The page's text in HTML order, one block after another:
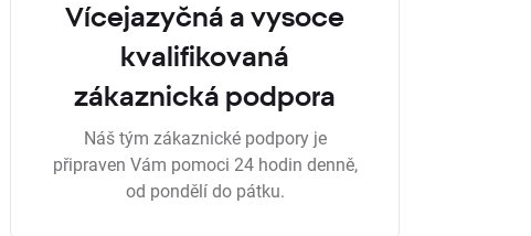
Vícejazyčná a vysoce
kvalifikovaná
zákaznická podpora
Náš tým zákaznické podpory je
připraven Vám pomoci 24 hodin denně,
od pondělí do pátku.